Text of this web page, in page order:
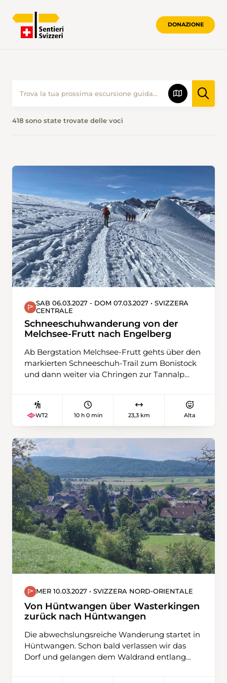
DONAZIONE
418 sono state trovate delle voci
SAB 06.03.2027 - DOM 07.03.2027 • SVIZZERA
CENTRALE
Schneeschuhwanderung von der
Melchsee-Frutt nach Engelberg
Ab Bergstation Melchsee-Frutt gehts über den
markierten Schneeschuh-Trail zum Bonistock
und dann weiter via Chringen zur Tannalp
Gentalstrasse hinunter. Die letzten rund 2
Kilometer laufen wir aus Rücksicht auf die
Bergstrasse entlang zu unserer Herberge im
Hotel Engstlenalp. Am zweiten Tag laufen wir
zuerst über den Engstlensee und danach via
Steitäli zum Jochpass. Der Abstieg führt uns
zum Trübsee und dann zur Bergstation
Älplerseil, wo wir die Seilbahn nach Unter
Trübsee nutzen, bevor wir nach Engelberg
wandern.
WT2 10 h 0 min 23,3 km Alta
MER 10.03.2027 • SVIZZERA NORD-ORIENTALE
Von Hüntwangen über Wasterkingen
zurück nach Hüntwangen
Die abwechslungsreiche Wanderung startet in
Hüntwangen. Schon bald verlassen wir das
Dorf und gelangen dem Waldrand entlang